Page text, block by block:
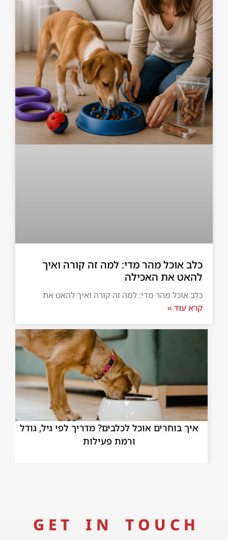
כלב אוכל מהר מדי: למה זה קורה ואיך
להאט את האכילה
כלב אוכל מהר מדי: למה זה קורה ואיך להאט את
קרא עוד »
איך בוחרים אוכל לכלבים? מדריך לפי גיל, גודל
ורמת פעילות
G E T I N T O U C H